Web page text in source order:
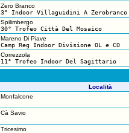
Zero Branco
3° Indoor Villaguidini A Zerobranco
Spilimbergo
30° Trofeo Città Del Mosaico
Mareno Di Piave
Camp Reg Indoor Divisione OL e CO
Correzzola
11° Trofeo Indoor Del Sagittario
Località
Monfalcone
Cà Savio
Tricesimo